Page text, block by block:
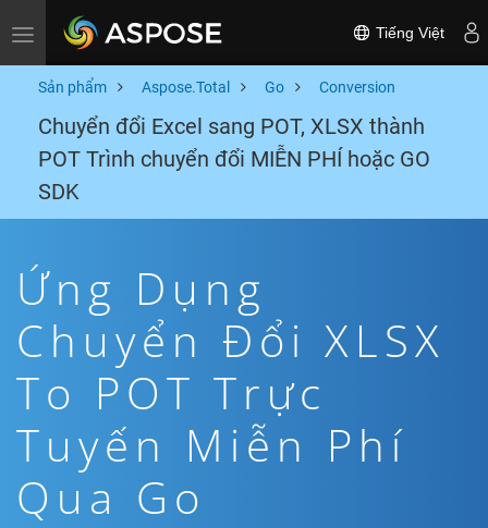
Toggle navigation Tiếng Việt
Sản phẩm Aspose.Total Go Conversion
Chuyển đổi Excel sang POT, XLSX thành
POT Trình chuyển đổi MIỄN PHÍ hoặc GO
SDK
Ứng Dụng
Chuyển Đổi XLSX
To POT Trực
Tuyến Miễn Phí
Qua Go